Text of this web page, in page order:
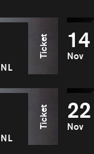
Ticket 14
Nov
Ticket 22
Nov